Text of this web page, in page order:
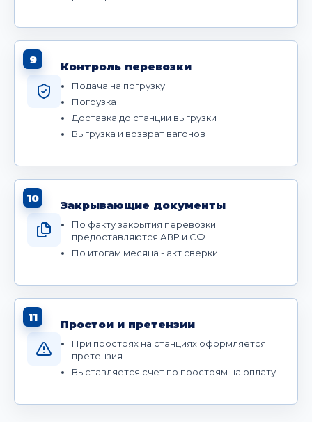
9
Контроль перевозки
Подача на погрузку
Погрузка
Доставка до станции выгрузки
Выгрузка и возврат вагонов
10
Закрывающие документы
По факту закрытия перевозки
предоставляются АВР и СФ
По итогам месяца - акт сверки
11
Простои и претензии
При простоях на станциях оформляется
претензия
Выставляется счет по простоям на оплату